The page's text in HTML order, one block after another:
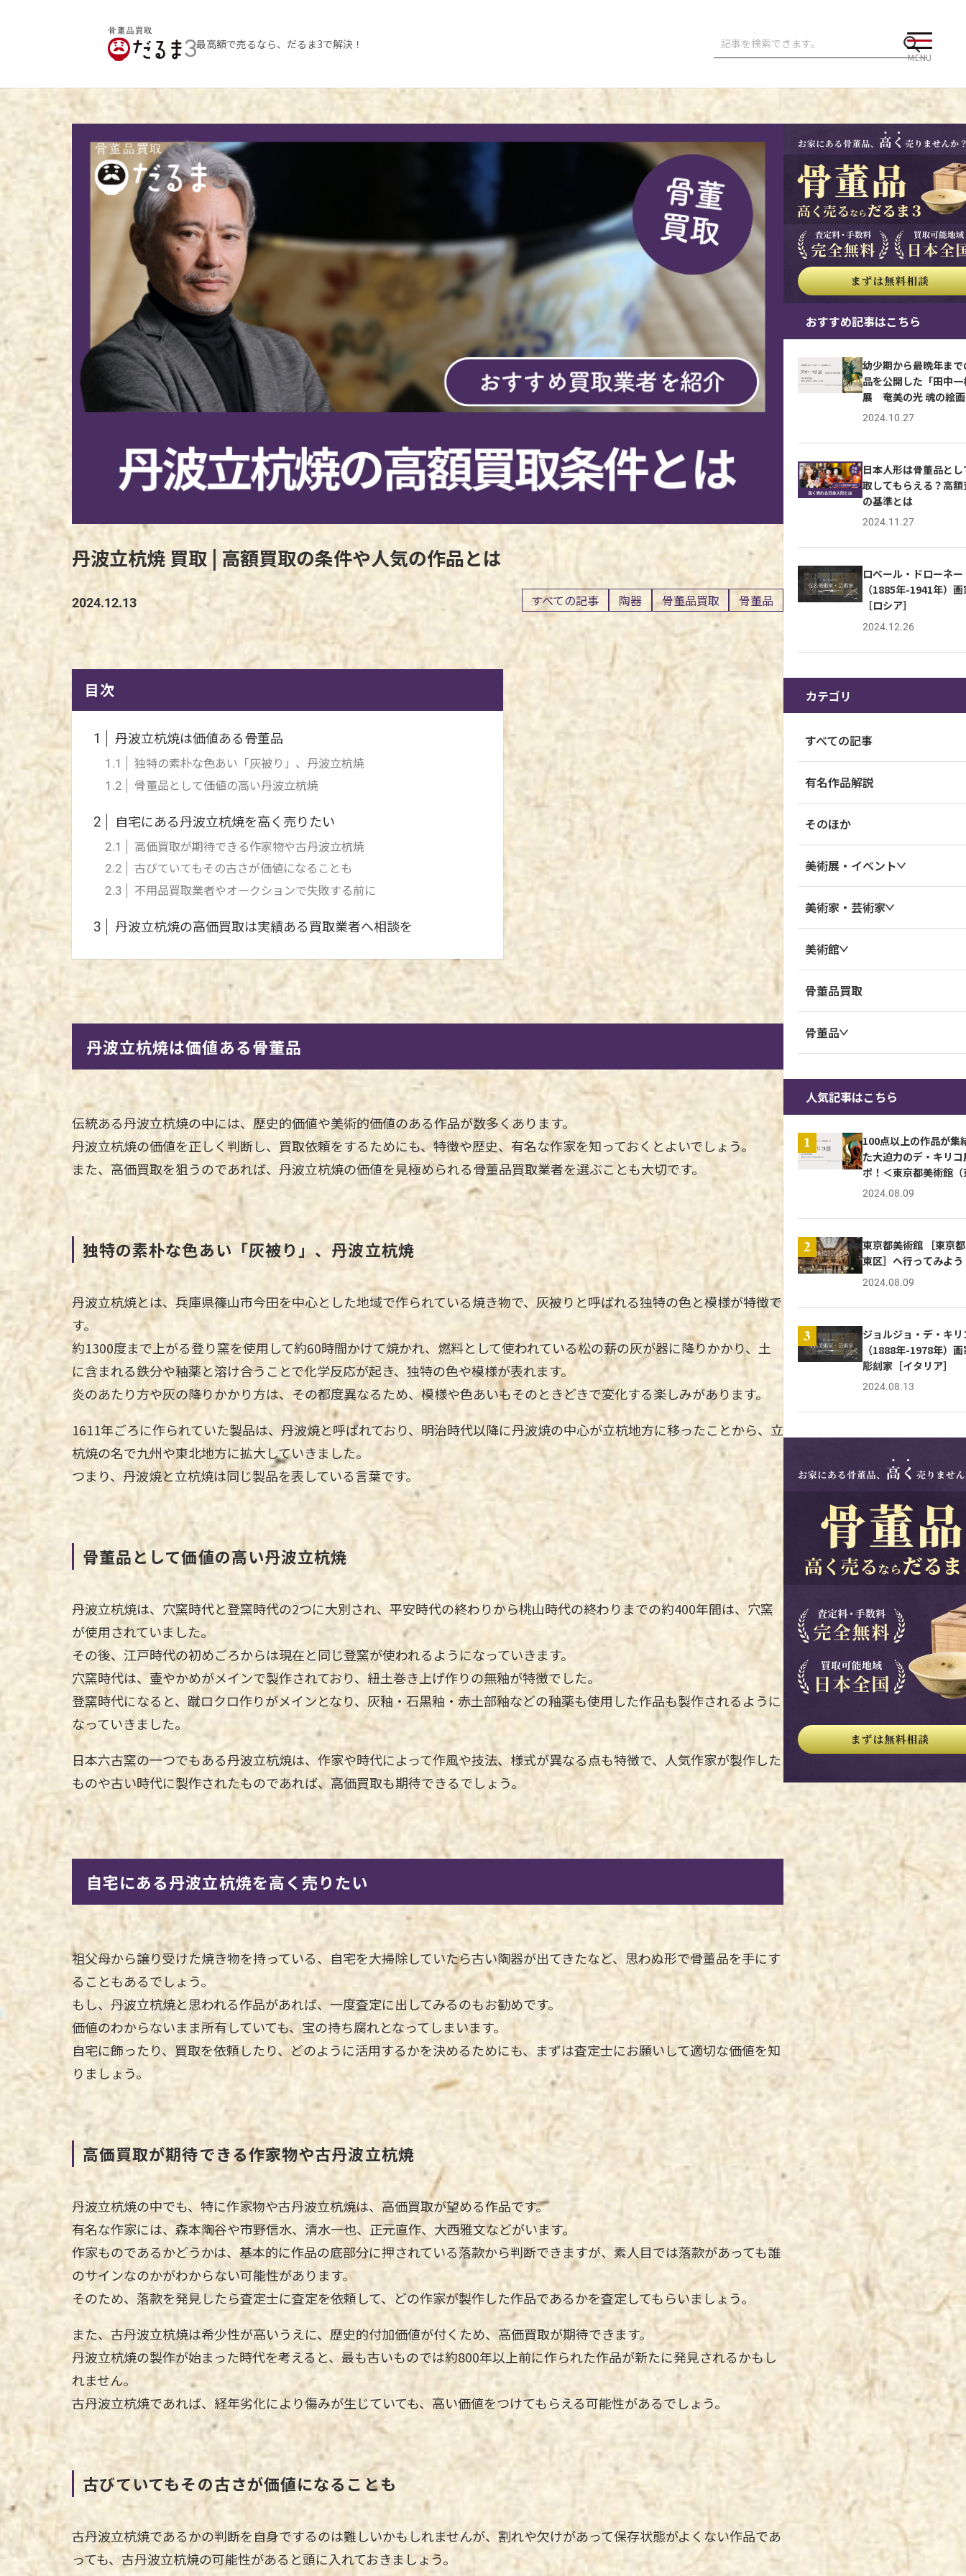
最高額で売るなら、だるま3で解決！
MENU
丹波立杭焼 買取 | 高額買取の条件や人気の作品とは
2024.12.13 すべての記事 陶器 骨董品買取 骨董品
目次
1 丹波立杭焼は価値ある骨董品
1.1 独特の素朴な色あい「灰被り」、丹波立杭焼
1.2 骨董品として価値の高い丹波立杭焼
2 自宅にある丹波立杭焼を高く売りたい
2.1 高価買取が期待できる作家物や古丹波立杭焼
2.2 古びていてもその古さが価値になることも
2.3 不用品買取業者やオークションで失敗する前に
3 丹波立杭焼の高価買取は実績ある買取業者へ相談を
丹波立杭焼は価値ある骨董品
伝統ある丹波立杭焼の中には、歴史的価値や美術的価値のある作品が数多くあります。
丹波立杭焼の価値を正しく判断し、買取依頼をするためにも、特徴や歴史、有名な作家を知っておくとよいでしょう。
また、高価買取を狙うのであれば、丹波立杭焼の価値を見極められる骨董品買取業者を選ぶことも大切です。
独特の素朴な色あい「灰被り」、丹波立杭焼
丹波立杭焼とは、兵庫県篠山市今田を中心とした地域で作られている焼き物で、灰被りと呼ばれる独特の色と模様が特徴で
す。
約1300度まで上がる登り窯を使用して約60時間かけて焼かれ、燃料として使われている松の薪の灰が器に降りかかり、土
に含まれる鉄分や釉薬と溶け合うことで化学反応が起き、独特の色や模様が表れます。
炎のあたり方や灰の降りかかり方は、その都度異なるため、模様や色あいもそのときどきで変化する楽しみがあります。
1611年ごろに作られていた製品は、丹波焼と呼ばれており、明治時代以降に丹波焼の中心が立杭地方に移ったことから、立
杭焼の名で九州や東北地方に拡大していきました。
つまり、丹波焼と立杭焼は同じ製品を表している言葉です。
骨董品として価値の高い丹波立杭焼
丹波立杭焼は、穴窯時代と登窯時代の2つに大別され、平安時代の終わりから桃山時代の終わりまでの約400年間は、穴窯
が使用されていました。
その後、江戸時代の初めごろからは現在と同じ登窯が使われるようになっていきます。
穴窯時代は、壷やかめがメインで製作されており、紐土巻き上げ作りの無釉が特徴でした。
登窯時代になると、蹴ロクロ作りがメインとなり、灰釉・石黒釉・赤土部釉などの釉薬も使用した作品も製作されるように
なっていきました。
日本六古窯の一つでもある丹波立杭焼は、作家や時代によって作風や技法、様式が異なる点も特徴で、人気作家が製作した
ものや古い時代に製作されたものであれば、高価買取も期待できるでしょう。
自宅にある丹波立杭焼を高く売りたい
祖父母から譲り受けた焼き物を持っている、自宅を大掃除していたら古い陶器が出てきたなど、思わぬ形で骨董品を手にす
ることもあるでしょう。
もし、丹波立杭焼と思われる作品があれば、一度査定に出してみるのもお勧めです。
価値のわからないまま所有していても、宝の持ち腐れとなってしまいます。
自宅に飾ったり、買取を依頼したり、どのように活用するかを決めるためにも、まずは査定士にお願いして適切な価値を知
りましょう。
高価買取が期待できる作家物や古丹波立杭焼
丹波立杭焼の中でも、特に作家物や古丹波立杭焼は、高価買取が望める作品です。
有名な作家には、森本陶谷や市野信水、清水一也、正元直作、大西雅文などがいます。
作家ものであるかどうかは、基本的に作品の底部分に押されている落款から判断できますが、素人目では落款があっても誰
のサインなのかがわからない可能性があります。
そのため、落款を発見したら査定士に査定を依頼して、どの作家が製作した作品であるかを査定してもらいましょう。
また、古丹波立杭焼は希少性が高いうえに、歴史的付加価値が付くため、高価買取が期待できます。
丹波立杭焼の製作が始まった時代を考えると、最も古いものでは約800年以上前に作られた作品が新たに発見されるかもし
れません。
古丹波立杭焼であれば、経年劣化により傷みが生じていても、高い価値をつけてもらえる可能性があるでしょう。
古びていてもその古さが価値になることも
古丹波立杭焼であるかの判断を自身でするのは難しいかもしれませんが、割れや欠けがあって保存状態がよくない作品であ
っても、古丹波立杭焼の可能性があると頭に入れておきましょう。
おすすめ記事はこちら
幼少期から最晩年まで
品を公開した「田中一
展 奄美の光 魂の絵
レポ
2024.10.27
日本人形は骨董品と
取してもらえる？高額
の基準とは
2024.11.27
ロベール・ドローネー
（1885年-1941年）画
［ロシア］
2024.12.26
カテゴリ
すべての記事
有名作品解説
そのほか
美術展・イベント
美術家・芸術家
美術館
骨董品買取
骨董品
人気記事はこちら
1
100点以上の作品が集
た大迫力のデ・キリコ
ポ！＜東京都美術館（
京）＞
2024.08.09
2
東京都美術館 ［東京
東区］へ行ってみよう
2024.08.09
3
ジョルジョ・デ・キリ
（1888年-1978年）
彫刻家［イタリア］
2024.08.13